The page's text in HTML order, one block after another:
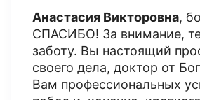
Анастасия Викторовна,
СПАСИБО! За внимание,
заботу. Вы настоящий
своего дела, доктор от
Вам профессиональных